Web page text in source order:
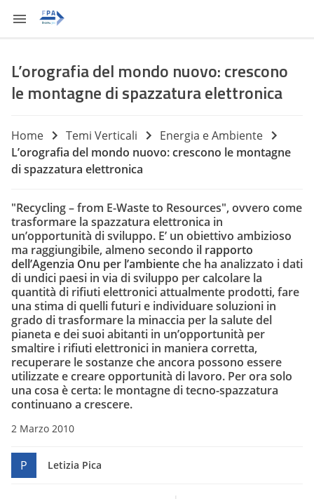
L’orografia del mondo nuovo: crescono
le montagne di spazzatura elettronica
Home Temi Verticali
Energia e Ambiente
L’orografia del mondo nuovo: crescono le montagne
di spazzatura elettronica
"Recycling – from E-Waste to Resources", ovvero come
trasformare la spazzatura elettronica in
un’opportunità di sviluppo. E’ un obiettivo ambizioso
ma raggiungibile, almeno secondo il rapporto
dell’Agenzia Onu per l’ambienteche ha analizzato i dati
di undici paesi in via di sviluppo per calcolare la
quantità di rifiuti elettronici attualmente prodotti, fare
una stima di quelli futuri e individuare soluzioni in
grado di trasformare la minaccia per la salute del
pianeta e dei suoi abitanti in un’opportunità per
smaltire i rifiuti elettronici in maniera corretta,
recuperare le sostanze che ancora possono essere
utilizzate e creare opportunità di lavoro. Per ora solo
una cosa è certa: le montagne di tecno-spazzatura
continuano a crescere.
2 Marzo 2010
P Letizia Pica